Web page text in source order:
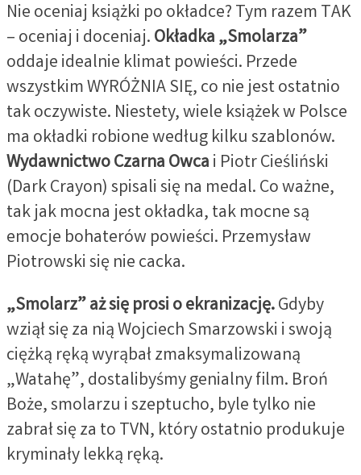
Nie oceniaj książki po okładce? Tym razem TAK
– oceniaj i doceniaj.Okładka „Smolarza”
oddaje idealnie klimat powieści. Przede
wszystkim WYRÓŻNIA SIĘ, co nie jest ostatnio
tak oczywiste. Niestety, wiele książek w Polsce
ma okładki robione według kilku szablonów.
Wydawnictwo Czarna Owcai Piotr Cieśliński
(Dark Crayon) spisali się na medal. Co ważne,
tak jak mocna jest okładka, tak mocne są
emocje bohaterów powieści. Przemysław
Piotrowski się nie cacka.
„Smolarz” aż się prosi o ekranizację.Gdyby
wziął się za nią Wojciech Smarzowski i swoją
ciężką ręką wyrąbał zmaksymalizowaną
„Watahę”, dostalibyśmy genialny film. Broń
Boże, smolarzu i szeptucho, byle tylko nie
zabrał się za to TVN, który ostatnio produkuje
kryminały lekką ręką.